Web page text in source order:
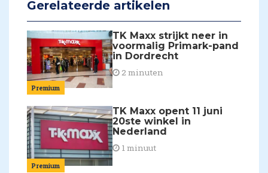
Gerelateerde artikelen
Premium
TK Maxx strijkt neer in
voormalig Primark-pand
in Dordrecht
2 minuten
Premium
TK Maxx opent 11 juni
20ste winkel in
Nederland
1 minuut